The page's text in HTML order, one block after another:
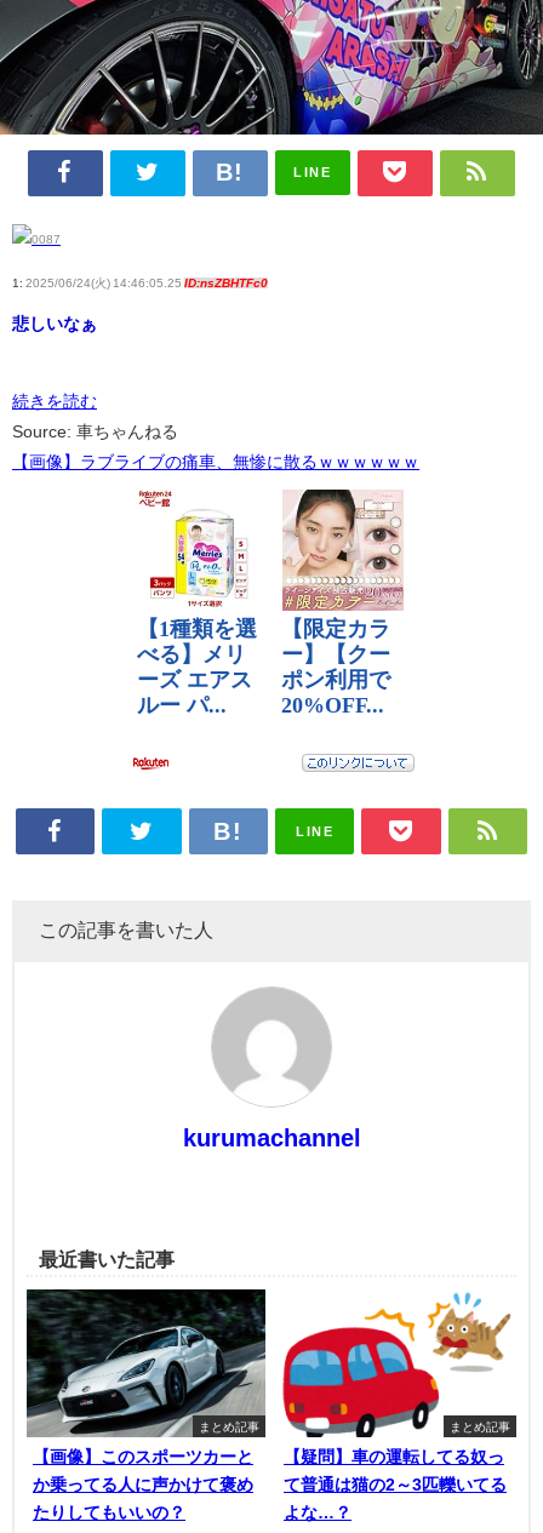
LINE
1: 2025/06/24(火) 14:46:05.25 ID:nsZBHTFc0
悲しいなぁ
続きを読む
Source: 車ちゃんねる
【画像】ラブライブの痛車、無惨に散るｗｗｗｗｗｗ
LINE
この記事を書いた人
kurumachannel
最近書いた記事
まとめ記事
【画像】このスポーツカーと
か乗ってる人に声かけて褒め
たりしてもいいの？
まとめ記事
【疑問】車の運転してる奴っ
て普通は猫の2～3匹轢いてる
よな…？